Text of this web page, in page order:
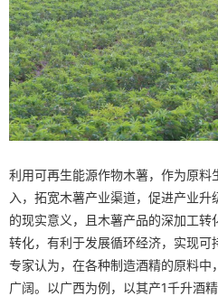
利用可再生能源作物木薯，作为原料
入，拓宽木薯产业渠道，促进产业
的现实意义，且木薯产品的深加工
转化，有利于发展循环经济，实现可
专家认为，在各种制造酒精的原料中
广阔。以广西为例，以其产1千升酒